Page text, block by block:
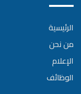
الرئيسية
من نحن
الإعلام
الوظائف